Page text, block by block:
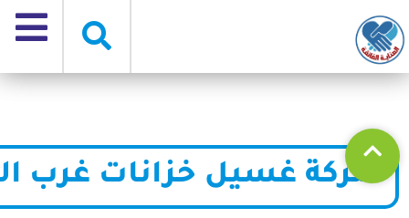
شركة غسيل خزانات غرب